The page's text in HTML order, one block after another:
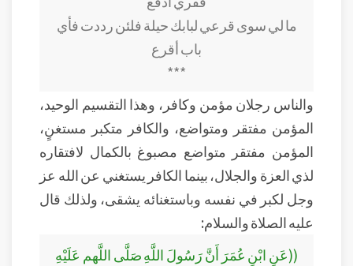
ما لي سوى قرعي لبابك حيلةفلئن رددت فأي
باب أقرع
***
والناس رجلان مؤمن وكافر، وهذا التقسيم الوحيد،
المؤمن مفتقر ومتواضع، والكافر متكبر مستغنٍ،
المؤمن مفتقر متواضع مصبوغ بالكمال لافتقاره
لذي العزة والجلال، بينما الكافر يستغني عن الله عز
وجل لكبر في نفسه وباستغنائه يشقى، ولذلك قال
عليه الصلاة والسلام:
((عَنِ ابْنِ عُمَرَ أَنَّ رَسُولَ اللَّهِ صَلَّى اللَّهم عَلَيْهِ